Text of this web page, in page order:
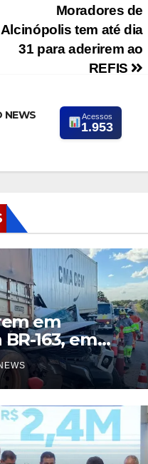
Moradores de
Alcinópolis tem até dia
31 para aderirem ao
REFIS
NEWS Acessos
1.953
em
163, em